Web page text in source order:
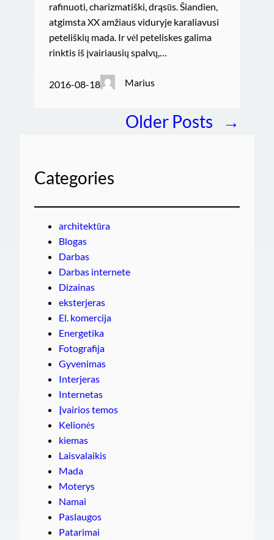
rafinuoti, charizmatiški, drąsūs. Šiandien,
atgimsta XX amžiaus viduryje karaliavusi
peteliškių mada. Ir vėl peteliskes galima
rinktis iš įvairiausių spalvų,…
2016-08-18 Marius
Older Posts →
Categories
architektūra
Blogas
Darbas
Darbas internete
Dizainas
eksterjeras
El. komercija
Energetika
Fotografija
Gyvenimas
Interjeras
Internetas
Įvairios temos
Kelionės
kiemas
Laisvalaikis
Mada
Moterys
Namai
Paslaugos
Patarimai